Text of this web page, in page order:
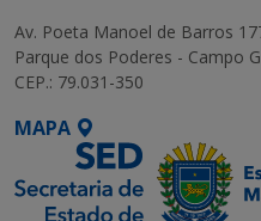
Av. Poeta Manoel de Barros
Parque dos Poderes - Campo
CEP.: 79.031-350
MAPA